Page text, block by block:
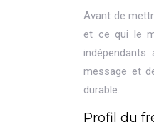
Avant de
et ce qui le
message et
durable.
Profil du